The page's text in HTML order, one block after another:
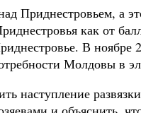
а
как от
В
Молдовы в
наступление